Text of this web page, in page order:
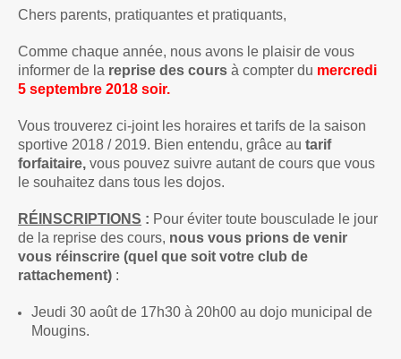
Chers parents, pratiquantes et pratiquants,
Comme chaque année, nous avons le plaisir de vous
informer de la reprise des cours à compter du mercredi
5 septembre 2018 soir.
Vous trouverez ci-joint les horaires et tarifs de la saison
sportive 2018 / 2019. Bien entendu, grâce au tarif
forfaitaire, vous pouvez suivre autant de cours que vous
le souhaitez dans tous les dojos.
RÉINSCRIPTIONS : Pour éviter toute bousculade le jour
de la reprise des cours, nous vous prions de venir
vous réinscrire (quel que soit votre club de
rattachement) :
Jeudi 30 août de 17h30 à 20h00 au dojo municipal de
Mougins.